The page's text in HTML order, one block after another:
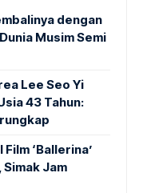
dengan
Musim Semi
Lee Seo Yi
43 Tahun:
‘Ballerina’
Jam